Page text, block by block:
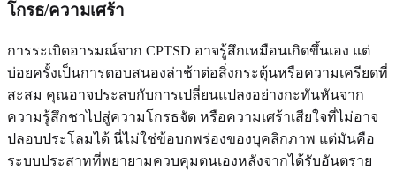
โกรธ/ความเศร้า
การระเบิดอารมณ์จาก CPTSD อาจรู้สึกเหมือนเกิดขึ้นเอง แต่
บ่อยครั้งเป็นการตอบสนองล่าช้าต่อสิ่งกระตุ้นหรือความเครียดที่
สะสม คุณอาจประสบกับการเปลี่ยนแปลงอย่างกะทันหันจาก
ความรู้สึกชาไปสู่ความโกรธจัด หรือความเศร้าเสียใจที่ไม่อาจ
ปลอบประโลมได้ นี่ไม่ใช่ข้อบกพร่องของบุคลิกภาพ แต่มันคือ
ระบบประสาทที่พยายามควบคุมตนเองหลังจากได้รับอันตราย